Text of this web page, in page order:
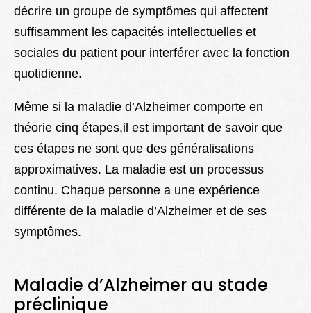
décrire un groupe de symptômes qui affectent
suffisamment les capacités intellectuelles et
sociales du patient pour interférer avec la fonction
quotidienne.
Même si la maladie d’Alzheimer comporte en
théorie cinq étapes,il est important de savoir que
ces étapes ne sont que des généralisations
approximatives. La maladie est un processus
continu. Chaque personne a une expérience
différente de la maladie d’Alzheimer et de ses
symptômes.
Maladie d’Alzheimer au stade
préclinique